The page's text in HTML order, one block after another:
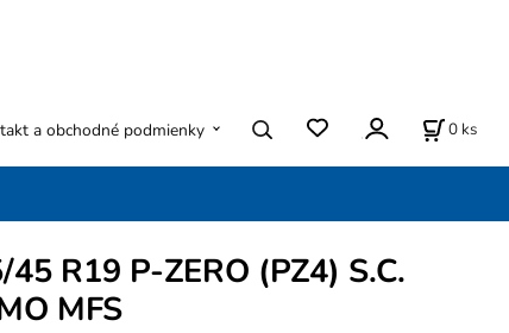
a obchodné podmienky 0 ks
R19 P-ZERO (PZ4) S.C.
MFS